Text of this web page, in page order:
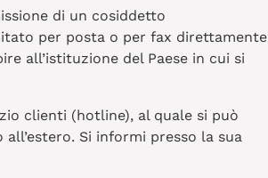
di un cosiddetto
per posta o per fax direttamente
all’istituzione del Paese in cui si
clienti (hotline), al quale si può
Si informi presso la sua